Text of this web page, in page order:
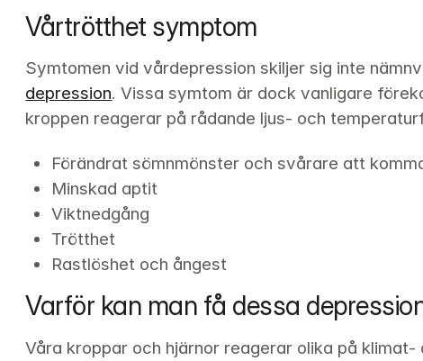
Vårtrötthet symptom
Symtomen vid vårdepression skiljer sig inte
depression. Vissa symtom är dock vanligare
kroppen reagerar på rådande ljus- och
Förändrat sömnmönster och svårare att
Minskad aptit
Viktnedgång
Trötthet
Rastlöshet och ångest
Varför kan man få dessa
Våra kroppar och hjärnor reagerar olika på